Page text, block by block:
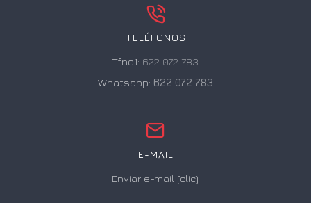
TELÉFONOS
Tfno1: 622 072 783
Whatsapp: 622 072 783
E-MAIL
Enviar e-mail (clic)